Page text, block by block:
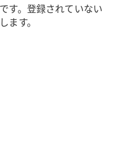
す。登録されていない
ます。